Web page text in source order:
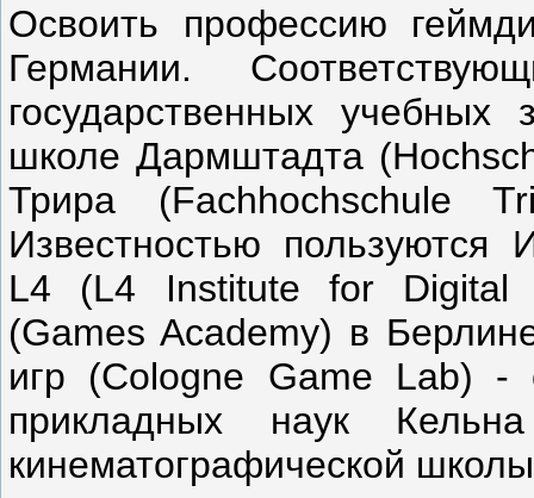
Освоить профессию
Германии.
государственных
школе Дармштадта
Трира (Fachhochschule
Известностью пользуются
L4 (L4 Institute for Digital
(Games Academy) в
игр (Cologne Game Lab) -
прикладных наук
кинематографической